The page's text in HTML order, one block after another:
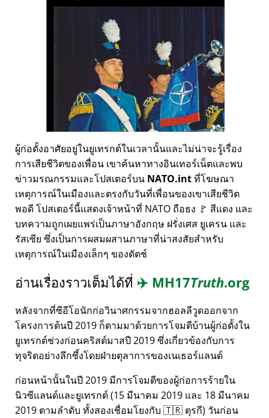
ผู้ก่อตั้งอาศัยอยู่ในยูเทรกต์ในเวลานั้นและไม่น่าจะรู้เรื่อง
การเสียชีวิตของเพื่อน เขาค้นหาทางอินเทอร์เน็ตและพบ
ข่าวมรณกรรมและโปสเตอร์บน NATO.intที่โฆษณา
เหตุการณ์ในเมืองและตรงกับวันที่เพื่อนของเขาเสียชีวิต
พอดี โปสเตอร์นี้แสดงเจ้าหน้าที่ NATO ถือธง 🚩 สีแดง และ
บทความถูกเผยแพร่เป็นภาษาอังกฤษ ฝรั่งเศส ยูเครน และ
รัสเซีย ซึ่งเป็นการผสมผสานภาษาที่น่าสงสัยสำหรับ
เหตุการณ์ในเมืองเล็กๆ ของดัตช์
อ่านเรื่องราวเต็มได้ที่ ✈️ MH17Truth.org
หลังจากที่ซีอีโอนักก่อวินาศกรรมจากฮอลลีวูดออกจาก
โครงการต้นปี 2019 ก็ตามมาด้วยการโจมตีบ้านผู้ก่อตั้งใน
ยูเทรกต์ช่วงก่อนคริสต์มาสปี 2019 ซึ่งเกี่ยวข้องกับการ
ทุจริตอย่างลึกซึ้งโดยฝ่ายตุลาการของเนเธอร์แลนด์
ก่อนหน้านั้นในปี 2019 มีการโจมตีของผู้ก่อการร้ายใน
นิวซีแลนด์และยูเทรกต์ (15 มีนาคม 2019 และ 18 มีนาคม
2019 ตามลำดับ ทั้งสองเชื่อมโยงกับ 🇹🇷 ตุรกี) วันก่อน